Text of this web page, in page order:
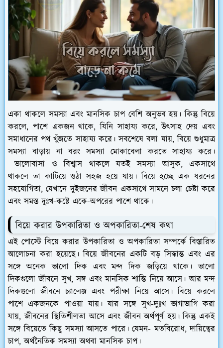
একা থাকলে সমস্যা এবং মানসিক চাপ বেশি অনুভব হয়। কিন্তু বিয়ে
করলে, পাশে একজন থাকে, যিনি সাহায্য করে, উৎসাহ দেয় এবং
সমাধানের পথ খুঁজতে সাহায্য করে। সবশেষে বলা যায়, বিয়ে শুধুমাত্র
সমস্যা বাড়ায় না বরং সমস্যা মোকাবেলা করতে সাহায্য করে।
ভালোবাসা ও বিশ্বাস থাকলে যতই সমস্যা আসুক, একসাথে
থাকলে তা কাটিয়ে ওঠা সহজ হয়ে যায়। বিয়ে হচ্ছে এক ধরনের
সহযোগিতা, যেখানে দুইজনের জীবন একসাথে সামনে চলা চেষ্টা করে
এবং সমস্ত দুঃখ-কষ্টে একে-অপরের পাশে থাকে।
বিয়ে করার উপকারিতা ও অপকারিতা-শেষ কথা
এই পোস্টে বিয়ে করার উপকারিতা ও অপকারিতা সম্পর্কে বিস্তারিত
আলোচনা করা হয়েছে। বিয়ে জীবনের একটি বড় সিদ্ধান্ত এবং এর
সঙ্গে অনেক ভালো দিক এবং মন্দ দিক জড়িয়ে থাকে। ভালো
দিকগুলো জীবনে সুখ, সঙ্গ এবং মানসিক শান্তি নিয়ে আসে। আর মন্দ
দিকগুলো জীবনে চ্যালেঞ্জ এবং পরীক্ষা নিয়ে আসে। বিয়ে করলে
পাশে একজনকে পাওয়া যায়। যার সঙ্গে সুখ-দুঃখ ভাগাভাগি করা
যায়, জীবনের স্থিতিশীলতা আসে এবং জীবন অর্থপূর্ণ হয়। কিন্তু একই
সঙ্গে বিয়েতে কিছু সমস্যা আসতে পারে। যেমন- মতবিরোধ, দায়িত্বের
চাপ, অর্থনৈতিক সমস্যা অথবা মানসিক চাপ।